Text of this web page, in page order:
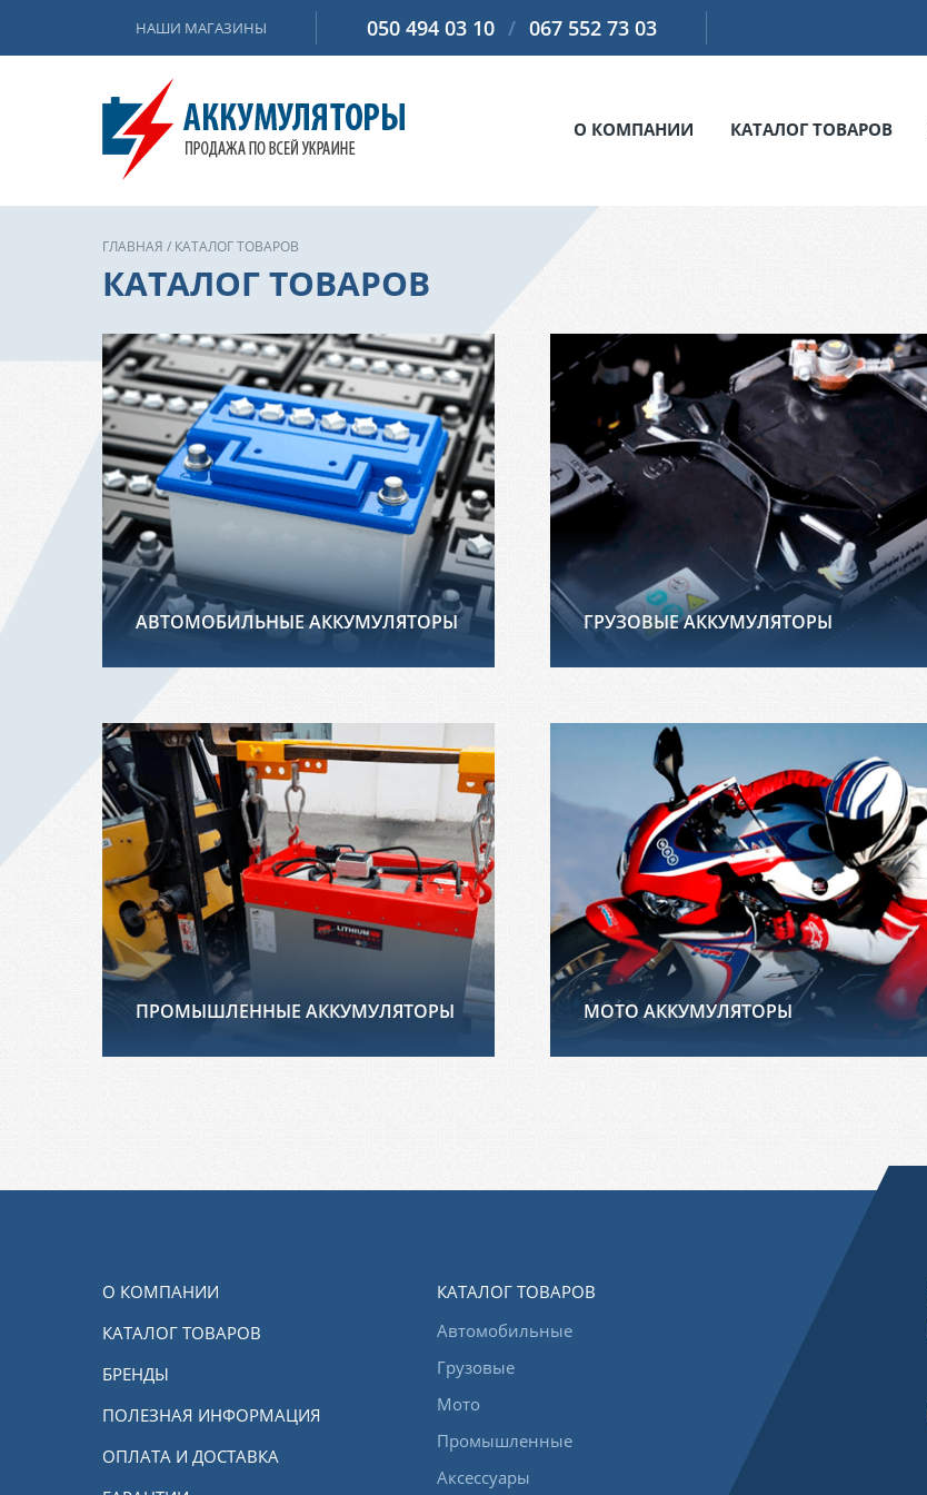
НАШИ МАГАЗИНЫ 050 494 03 10 067 552 73 03
О КОМПАНИИ КАТАЛОГ ТОВАРОВ
ГЛАВНАЯ / КАТАЛОГ ТОВАРОВ
КАТАЛОГ ТОВАРОВ
АВТОМОБИЛЬНЫЕ АККУМУЛЯТОРЫ ГРУЗОВЫЕ АККУМУЛЯТОРЫ
ПРОМЫШЛЕННЫЕ АККУМУЛЯТОРЫ МОТО АККУМУЛЯТОРЫ
О КОМПАНИИ
КАТАЛОГ ТОВАРОВ
БРЕНДЫ
ПОЛЕЗНАЯ ИНФОРМАЦИЯ
ОПЛАТА И ДОСТАВКА
КАТАЛОГ ТОВАРОВ
Автомобильные
Грузовые
Мото
Промышленные
Аксессуары